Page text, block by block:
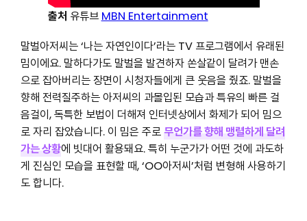
출처 유튜브 MBN Entertainment
말벌아저씨는 ‘나는 자연인이다’라는 TV 프로그램에서 유래된
밈이에요. 말하다가도 말벌을 발견하자 쏜살같이 달려가 맨손
으로 잡아버리는 장면이 시청자들에게 큰 웃음을 줬죠. 말벌을
향해 전력질주하는 아저씨의 과몰입된 모습과 특유의 빠른 걸
음걸이, 독특한 보법이 더해져 인터넷상에서 화제가 되어 밈으
로 자리 잡았습니다. 이 밈은 주로무언가를 향해 맹렬하게 달려
가는 상황에 빗대어 활용돼요. 특히 누군가가 어떤 것에 과도하
게 진심인 모습을 표현할 때, ‘OO아저씨’처럼 변형해 사용하기
도 합니다.